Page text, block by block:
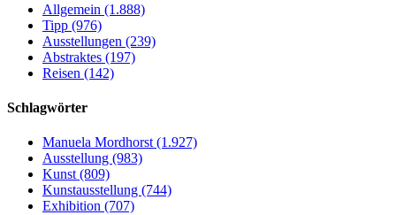
Allgemein (1.888)
Tipp (976)
Ausstellungen (239)
Abstraktes (197)
Reisen (142)
Schlagwörter
Manuela Mordhorst (1.927)
Ausstellung (983)
Kunst (809)
Kunstausstellung (744)
Exhibition (707)